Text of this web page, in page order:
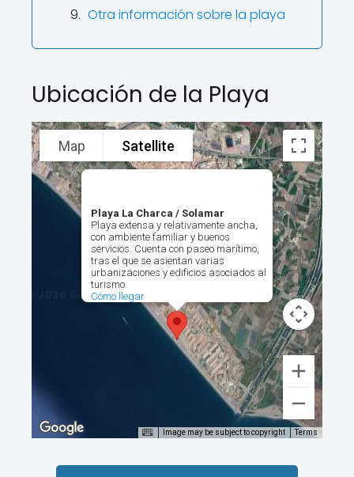
Otra información sobre la playa
Ubicación de la Playa
Playa La Charca / Solamar
Playa extensa y relativamente ancha,
con ambiente familiar y buenos
servicios. Cuenta con paseo marítimo,
tras el que se asientan varias
urbanizaciones y edificios asociados al
turismo.
Cómo llegar
Map Satellite
Image may be subject to copyright Terms